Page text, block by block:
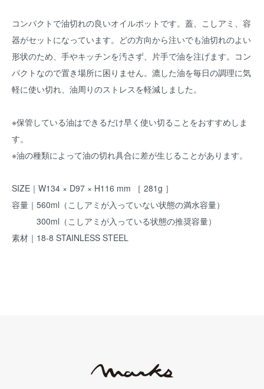
コンパクトで油切れの良いオイルポットです。蓋、こしアミ、容
器がセットになっています。どの方向から注いでも油切れのよい
形状のため、手やキッチンを汚さず、片手で油を注げます。コン
パクトなので置き場所に困りません。漉した油を毎日の調理に気
軽に使い切れ、油周りのストレスを軽減しました。
※保管している油はできるだけ早く使い切ることをおすすめしま
す。
※油の種類によって油の切れ具合に差が生じることがあります。
SIZE｜W134 × D97 × H116 mm ［ 281g ］
容量｜560ml（こしアミが入っていない状態の満水容量）
300ml（こしアミが入っている状態の推奨容量）
素材｜18-8 STAINLESS STEEL